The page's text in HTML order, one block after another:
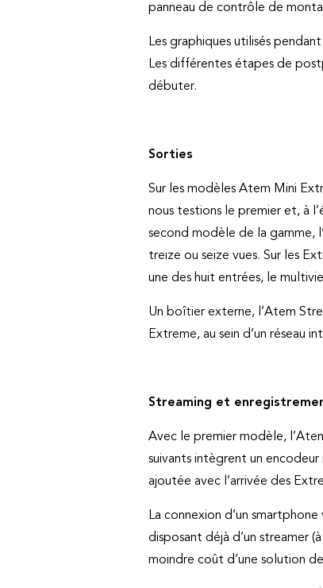
panneau de contrôle de
Les graphiques utilisés
Les différentes étapes de
débuter.
Sorties
Sur les modèles Atem Mini
nous testions le premier et, à
second modèle de la gamme,
treize ou seize vues. Sur les
une des huit entrées, le
Un boîtier externe, l’Atem
Extreme, au sein d’un réseau
Streaming et
Avec le premier modèle,
suivants intègrent un
ajoutée avec l’arrivée des
La connexion d’un
disposant déjà d’un streamer
moindre coût d’une solution